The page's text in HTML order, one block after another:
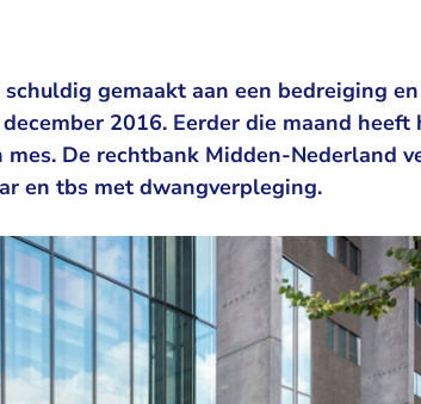
gemaakt aan een bedreiging
2016. Eerder die maand heeft
De rechtbank Midden-Nederland
en tbs met dwangverpleging.